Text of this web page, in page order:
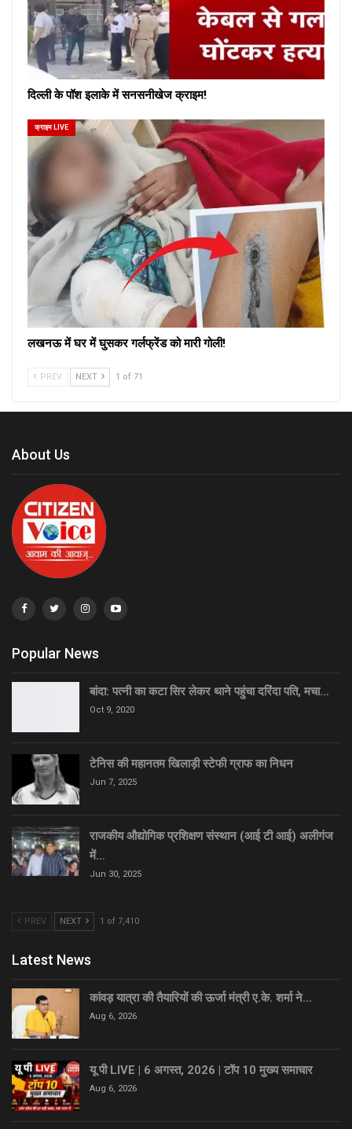
दिल्ली के पॉश इलाके में सनसनीखेज क्राइम!
क्राइम LIVE
लखनऊ में घर में घुसकर गर्लफ्रेंड को मारी गोली!
PREV NEXT 1 of 71
About Us
Popular News
बांदा: पत्नी का कटा सिर लेकर थाने पहुंचा दरिंदा पति, मचा…
Oct 9, 2020
टेनिस की महानतम खिलाड़ी स्टेफी ग्राफ का निधन
Jun 7, 2025
राजकीय औद्योगिक प्रशिक्षण संस्थान (आई टी आई) अलीगंज
में…
Jun 30, 2025
PREV NEXT 1 of 7,410
Latest News
कांवड़ यात्रा की तैयारियों की ऊर्जा मंत्री ए.के. शर्मा ने…
Aug 6, 2026
यू पी LIVE | 6 अगस्त, 2026 | टॉप 10 मुख्य समाचार
Aug 6, 2026